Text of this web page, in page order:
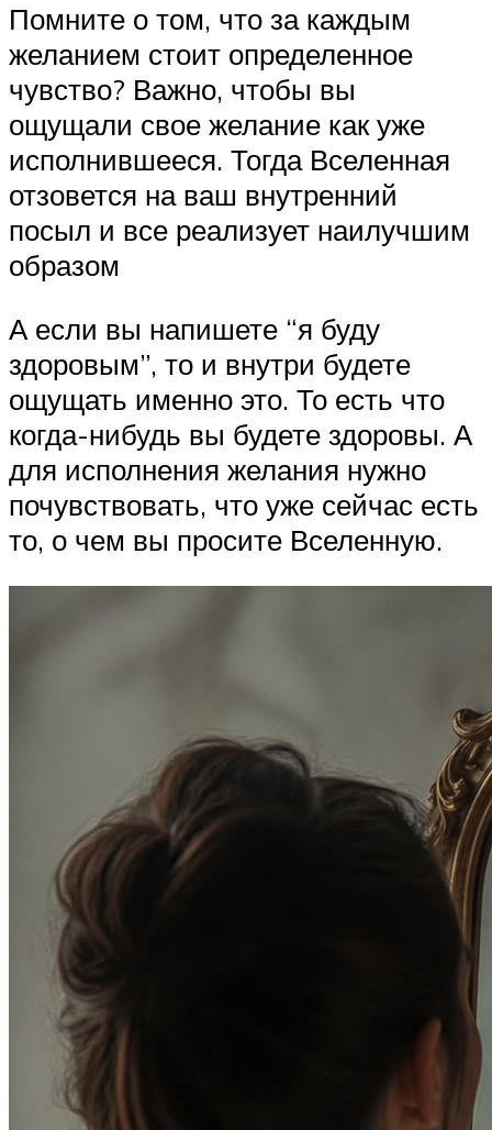
Помните о том, что за каждым
желанием стоит определенное
чувство? Важно, чтобы вы
ощущали свое желание как уже
исполнившееся. Тогда Вселенная
отзовется на ваш внутренний
посыл и все реализует наилучшим
образом
А если вы напишете “я буду
здоровым”, то и внутри будете
ощущать именно это. То есть что
когда-нибудь вы будете здоровы. А
для исполнения желания нужно
почувствовать, что уже сейчас есть
то, о чем вы просите Вселенную.